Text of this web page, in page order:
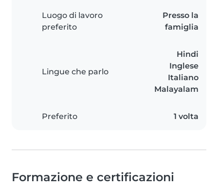
Luogo di lavoro
preferito
Presso la
famiglia
Lingue che parlo
Hindi
Inglese
Italiano
Malayalam
Preferito 1 volta
Formazione e certificazioni